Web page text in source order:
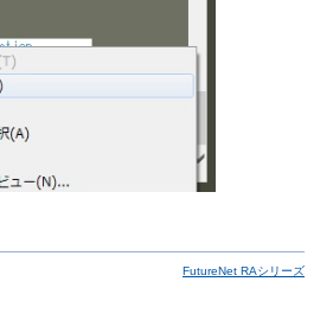
FutureNet RAシリーズ